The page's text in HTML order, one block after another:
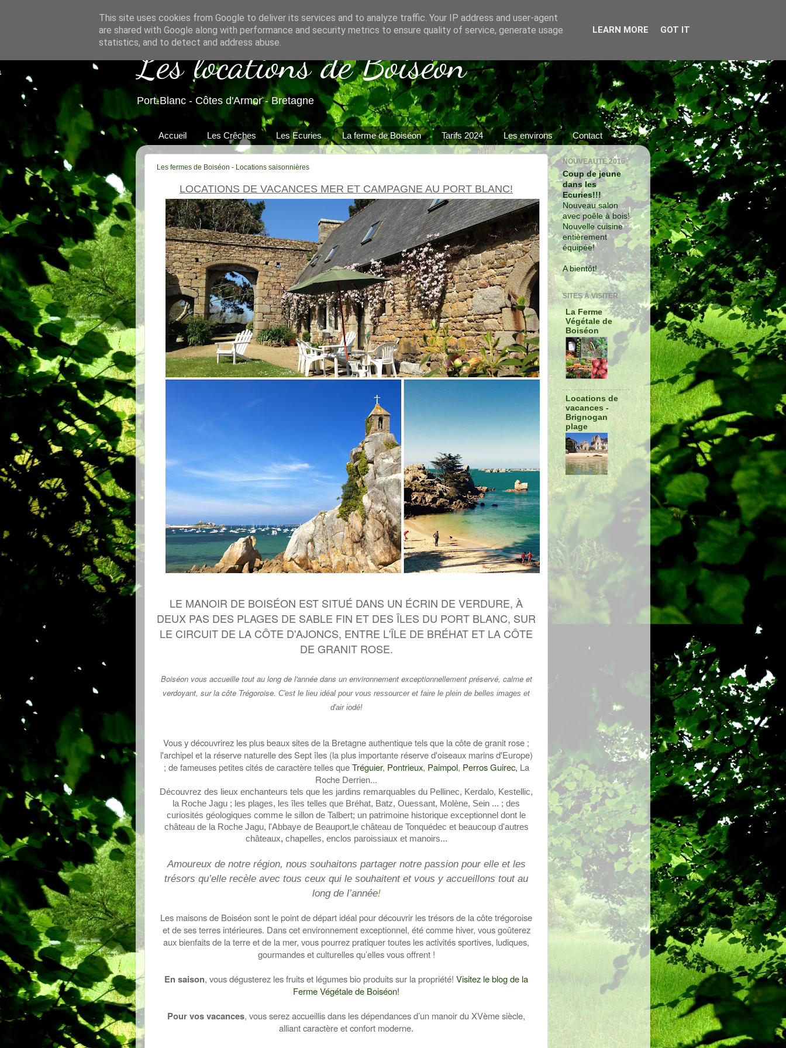
Les locations de Boiséon
Port-Blanc - Côtes d'Armor - Bretagne
Accueil Les Crêches Les Ecuries La ferme de Boiséon Tarifs 2024 Les environs Contact
Les fermes de Boiséon - Locations saisonnières
LOCATIONS DE VACANCES MER ET CAMPAGNE AU PORT BLANC!
LE MANOIR DE BOISÉON EST SITUÉ DANS UN ÉCRIN DE VERDURE, À
DEUX PAS DES PLAGES DE SABLE FIN ET DES ÎLES DU PORT BLANC, SUR
LE CIRCUIT DE LA CÔTE D'AJONCS, ENTRE L'ÎLE DE BRÉHAT ET LA CÔTE
DE GRANIT ROSE.
Boiséon vous accueille tout au long de l'année dans un environnement exceptionnellement préservé, calme et
verdoyant, sur la côte Trégoroise. C'est le lieu idéal pour vous ressourcer et faire le plein de belles images et
d'air iodé!
Vous y découvrirez les plus beaux sites de la Bretagne authentique tels que la côte de granit rose ;
l'archipel et la réserve naturelle des Sept îles(la plus importante réserve d'oiseaux marins d'Europe)
; de fameuses petites cités de caractère telles queTréguier, Pontrieux, Paimpol, Perros Guirec, La
Roche Derrien...
Découvrez des lieux enchanteurs tels que les jardins remarquables du Pellinec, Kerdalo, Kestellic,
la Roche Jagu ; les plages, les îles telles que Bréhat, Batz, Ouessant, Molène, Sein ... ; des
curiosités géologiques comme le sillon de Talbert; un patrimoine historique exceptionnel dont le
château de la Roche Jagu, l'Abbaye de Beauport, le château de Tonquédec et beaucoup d'autres
châteaux, chapelles, enclos paroissiaux et manoirs...
Amoureux de notre région, nous souhaitons partager notre passion pour elle et les
trésors qu’elle recèle avec tous ceux qui le souhaitent et vous y accueillons tout au
long de l’année!
Les maisons de Boiséon sont le point de départ idéal pour découvrir les trésors de la côte trégoroise
et de ses terres intérieures. Dans cet environnement exceptionnel, été comme hiver, vous goûterez
aux bienfaits de la terre et de la mer, vous pourrez pratiquer toutes les activités sportives, ludiques,
gourmandes et culturelles qu’elles vous offrent !
En saison, vous dégusterez les fruits et légumes bio produits sur la propriété! Visitez le blog de la
Ferme Végétale de Boiséon!
Pour vos vacances, vous serez accueillis dans les dépendances d’un manoir du XVème siècle,
alliant caractère et confort moderne.
NOUVEAUTÉ 2016
Coup de jeune
dans les
Ecuries!!!
Nouveau salon
avec poêle à bois!
Nouvelle cuisine
entièrement
équipée!
A bientôt!
SITES À VISITER
La Ferme
Végétale de
Boiséon
Locations de
vacances -
Brignogan
plage
This site uses cookies from Google to deliver its services and to analyze traffic. Your IP address and user-agent
are shared with Google along with performance and security metrics to ensure quality of service, generate usage
statistics, and to detect and address abuse.
LEARN MORE GOT IT